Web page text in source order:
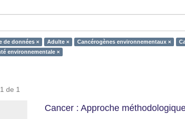
de données × Adulte × Cancérogènes environnementaux ×
environnementale ×
de 1
Cancer : Approche